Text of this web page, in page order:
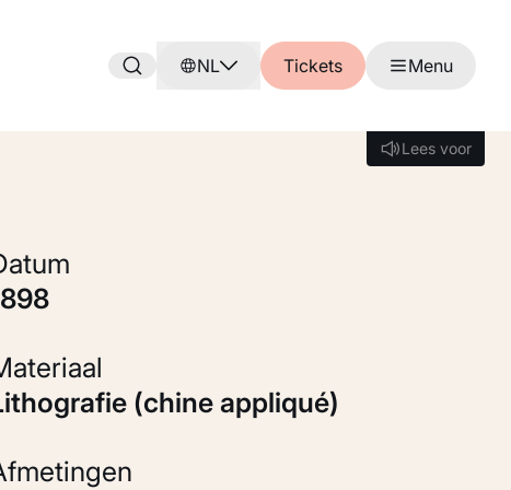
NL Tickets Menu
Lees voor
Lees voor
Datum
1898
Materiaal
Lithografie (chine appliqué)
Afmetingen